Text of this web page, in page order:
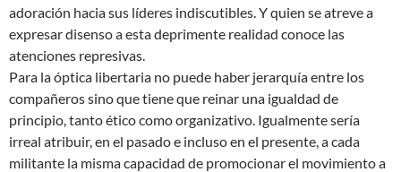
adoración hacia sus líderes indiscutibles. Y quien se atreve a
expresar disenso a esta deprimente realidad conoce las
atenciones represivas.
Para la óptica libertaria no puede haber jerarquía entre los
compañeros sino que tiene que reinar una igualdad de
principio, tanto ético como organizativo. Igualmente sería
irreal atribuir, en el pasado e incluso en el presente, a cada
militante la misma capacidad de promocionar el movimiento a